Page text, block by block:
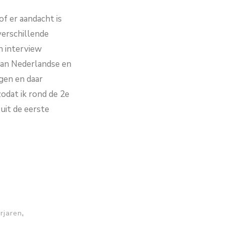
er aandacht is
interview
Nederlandse en
en daar
ik rond de 2e
de eerste
,